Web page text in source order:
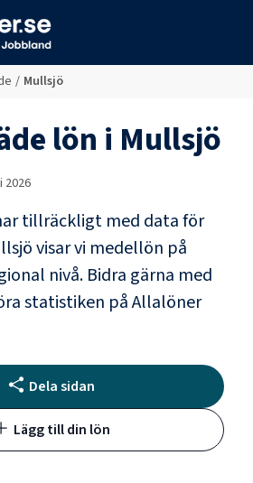
/ Mullsjö
lön i Mullsjö
2026
tillräckligt med data för
visar vi medellön på
nivå. Bidra gärna med
statistiken på Allalöner
Dela sidan
Lägg till din lön